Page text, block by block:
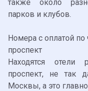
также около
парков и клубов.
Номера с оплатой
проспект
Находятся
проспект, не так
Москвы, а это